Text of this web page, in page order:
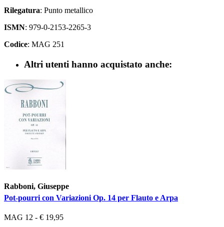
Rilegatura: Punto metallico
ISMN: 979-0-2153-2265-3
Codice: MAG 251
Altri utenti hanno acquistato anche:
Rabboni, Giuseppe
Pot-pourri con Variazioni Op. 14 per Flauto e Arpa
MAG 12 - € 19,95